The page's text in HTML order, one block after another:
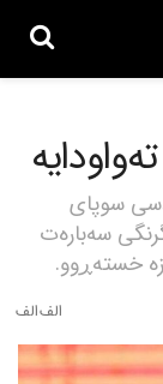
سوپای
سەبارەت
خستەڕوو.